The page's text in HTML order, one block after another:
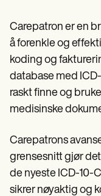
Carepatron er en
å forenkle og
koding og
database med
raskt finne og
medisinske
Carepatrons
grensesnitt gjør
de nyeste ICD-10-
sikrer nøyaktig og